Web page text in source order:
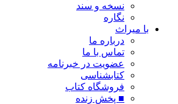
نسخه و سند
نگاره
با میراث
درباره ما
تماس با ما
عضویت در خبرنامه
کتابشناسی
فروشگاه کتاب
■ پخش زنده